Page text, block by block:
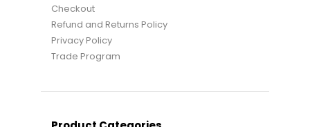
Checkout
Refund and Returns Policy
Privacy Policy
Trade Program